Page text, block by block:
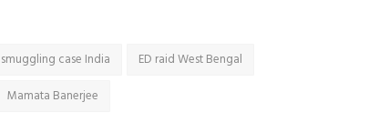
case India
ED raid West Bengal
Mamata Banerjee